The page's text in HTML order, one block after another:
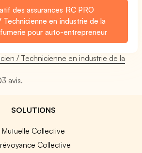
des assurances RC PRO
Technicienne en industrie de la
pour auto-entrepreneur
/ Technicienne en industrie de la
avis.
SOLUTIONS
Mutuelle Collective
Collective